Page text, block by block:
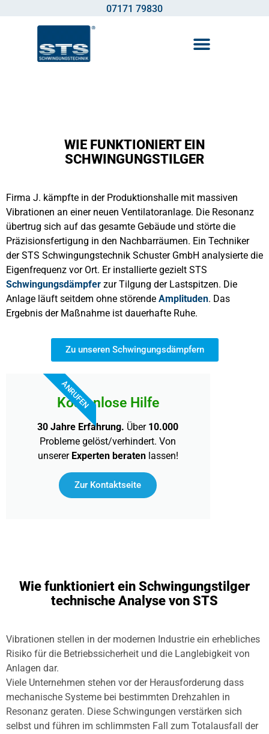
07171 79830
WIE FUNKTIONIERT EIN
SCHWINGUNGSTILGER
Firma J. kämpfte in der Produktionshalle mit massiven
Vibrationen an einer neuen Ventilatoranlage. Die Resonanz
übertrug sich auf das gesamte Gebäude und störte die
Präzisionsfertigung in den Nachbarräumen. Ein Techniker
der STS Schwingungstechnik Schuster GmbH analysierte die
Eigenfrequenz vor Ort. Er installierte gezielt STS
Schwingungsdämpfer zur Tilgung der Lastspitzen. Die
Anlage läuft seitdem ohne störende Amplituden. Das
Ergebnis der Maßnahme ist dauerhafte Ruhe.
Zu unseren Schwingungsdämpfern
Kostenlose Hilfe
30 Jahre Erfahrung. Über 10.000
Probleme gelöst/verhindert. Von
unserer Experten beratenlassen!
Zur Kontaktseite
ANRUFEN
Wie funktioniert ein Schwingungstilger
technische Analyse von STS
Vibrationen stellen in der modernen Industrie ein erhebliches
Risiko für die Betriebssicherheit und die Langlebigkeit von
Anlagen dar.
Viele Unternehmen stehen vor der Herausforderung dass
mechanische Systeme bei bestimmten Drehzahlen in
Resonanz geraten. Diese Schwingungen verstärken sich
selbst und führen im schlimmsten Fall zum Totalausfall der